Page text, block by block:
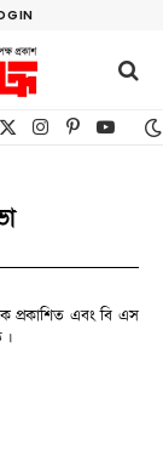
X (Twitter)Instagram
Pinterest
প্রকাশিত এবং বি এস
।